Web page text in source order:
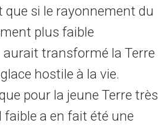
que si le rayonnement du
plus faible
aurait transformé la Terre
hostile à la vie.
pour la jeune Terre très
faible a en fait été une